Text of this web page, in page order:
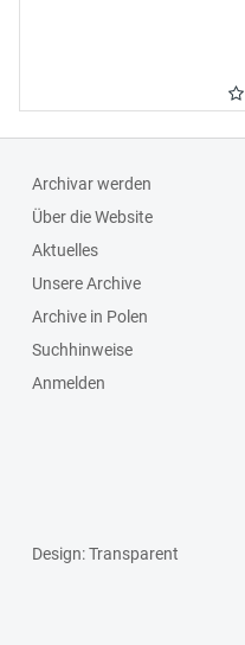
Archivar werden
Über die Website
Aktuelles
Unsere Archive
Archive in Polen
Suchhinweise
Anmelden
Design: Transparent